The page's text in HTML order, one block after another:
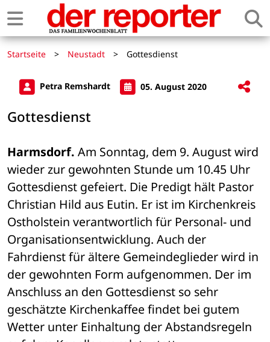
Startseite > Neustadt > Gottesdienst
Petra Remshardt 05. August 2020
Gottesdienst
Harmsdorf. Am Sonntag, dem 9. August wird
wieder zur gewohnten Stunde um 10.45 Uhr
Gottesdienst gefeiert. Die Predigt hält Pastor
Christian Hild aus Eutin. Er ist im Kirchenkreis
Ostholstein verantwortlich für Personal- und
Organisationsentwicklung. Auch der
Fahrdienst für ältere Gemeindeglieder wird in
der gewohnten Form aufgenommen. Der im
Anschluss an den Gottesdienst so sehr
geschätzte Kirchenkaffee findet bei gutem
Wetter unter Einhaltung der Abstandsregeln